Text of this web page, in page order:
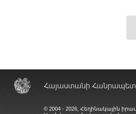
© 2004 - 2026, Հեղինակային